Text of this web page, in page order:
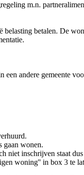
m.n.
betalen. De
andere gemeente
gaan wonen.
inschrijven staat
woning'' in box 3 te